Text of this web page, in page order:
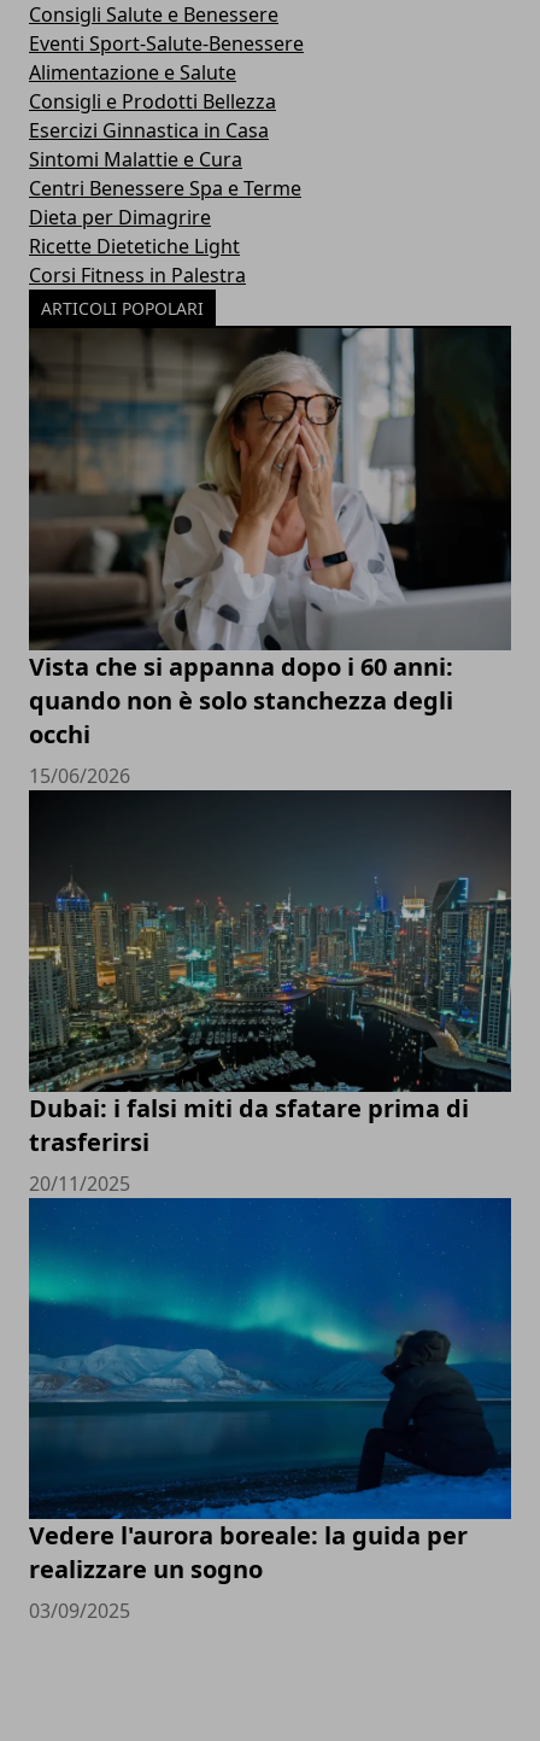
Consigli Salute e Benessere
Eventi Sport-Salute-Benessere
Alimentazione e Salute
Consigli e Prodotti Bellezza
Esercizi Ginnastica in Casa
Sintomi Malattie e Cura
Centri Benessere Spa e Terme
Dieta per Dimagrire
Ricette Dietetiche Light
Corsi Fitness in Palestra
ARTICOLI POPOLARI
Vista che si appanna dopo i 60 anni:
quando non è solo stanchezza degli
occhi
15/06/2026
Dubai: i falsi miti da sfatare prima di
trasferirsi
20/11/2025
Vedere l'aurora boreale: la guida per
realizzare un sogno
03/09/2025